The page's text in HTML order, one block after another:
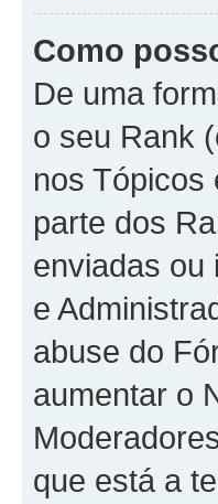
Como
De uma
o seu Rank
nos Tópicos
parte dos
enviadas
e
abuse do
aumentar o
que está a